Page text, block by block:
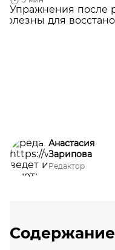
Анастасия
Зарипова
Редактор
Содержание